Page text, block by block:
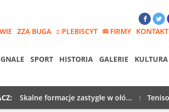
ZZA BUGA PLEBISCYT FIRMY KONTAKT
SPORT HISTORIA GALERIE KULTURA
Skalne formacje zastygłe w ołó...